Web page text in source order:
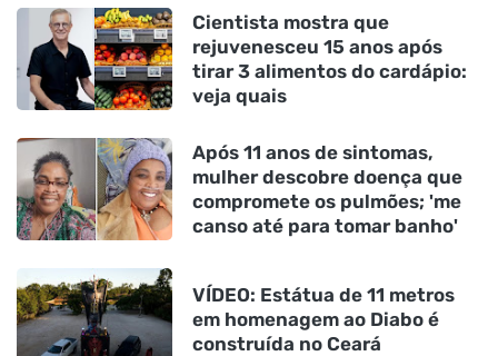
Cientista mostra que
rejuvenesceu 15 anos após
tirar 3 alimentos do cardápio:
veja quais
Após 11 anos de sintomas,
mulher descobre doença que
compromete os pulmões; 'me
canso até para tomar banho'
VÍDEO: Estátua de 11 metros
em homenagem ao Diabo é
construída no Ceará